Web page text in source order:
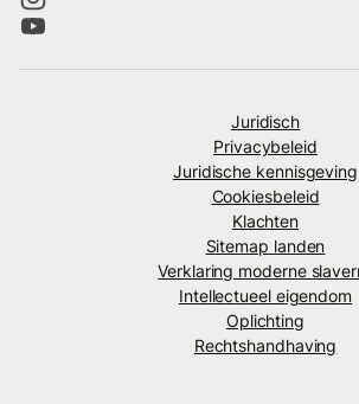
Juridisch
Privacybeleid
Juridische kennisgeving
Cookiesbeleid
Klachten
Sitemap landen
Verklaring moderne
Intellectueel eigendom
Oplichting
Rechtshandhaving